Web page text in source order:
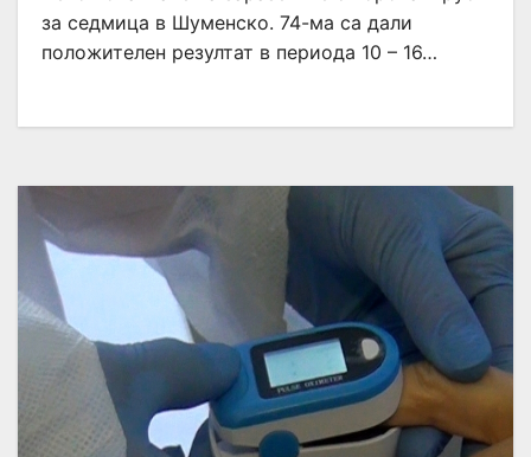
за седмица в Шуменско. 74-ма са дали
положителен резултат в периода 10 – 16…